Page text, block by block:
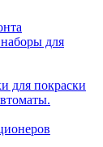
для
для покраски